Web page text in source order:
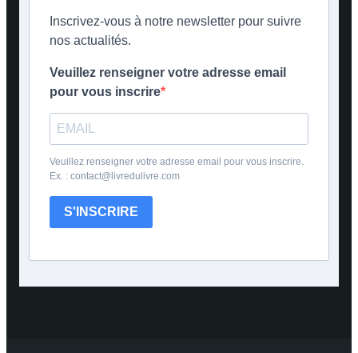
Inscrivez-vous à notre newsletter pour suivre
nos actualités.
Veuillez renseigner votre adresse email
pour vous inscrire
Veuillez renseigner votre adresse email pour vous inscrire.
Ex. : contact@livredulivre.com
S'INSCRIRE